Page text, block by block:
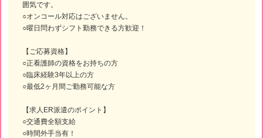
囲気です。
○オンコール対応はございません。
○曜日問わずシフト勤務できる方歓迎！
【ご応募資格】
○正看護師の資格をお持ちの方
○臨床経験3年以上の方
○最低2ヶ月間ご勤務可能な方
【求人ER派遣のポイント】
○交通費全額支給
○時間外手当有！